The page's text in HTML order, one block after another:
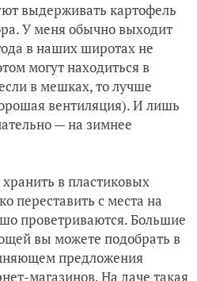
выдерживать картофель
У меня обычно выходит
в наших широтах не
могут находиться в
в мешках, то лучше
вентиляция). И лишь
— на зимнее
в пластиковых
переставить с места на
проветриваются. Большие
вы можете подобрать в
предложения
магазинов. На даче такая